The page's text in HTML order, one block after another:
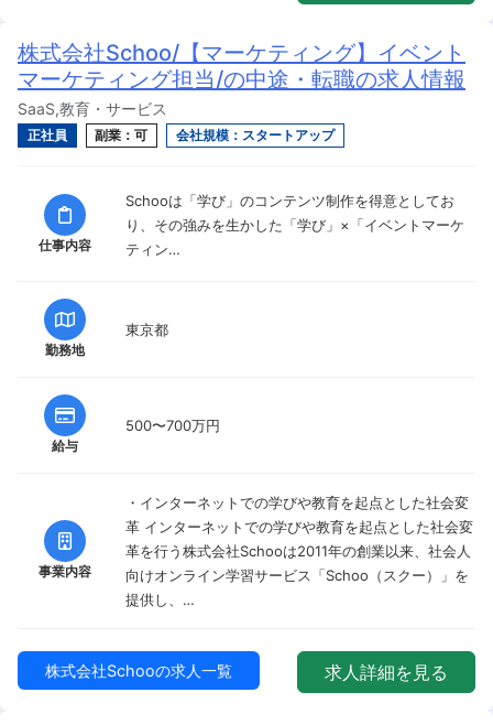
株式会社Schoo/【マーケティング】イベント
マーケティング担当/の中途・転職の求人情報
SaaS,教育・サービス
正社員 副業：可 会社規模：スタートアップ
仕事内容
Schooは「学び」のコンテンツ制作を得意としてお
り、その強みを生かした「学び」×「イベントマーケ
ティン…
勤務地
東京都
給与
500〜700万円
事業内容
・インターネットでの学びや教育を起点とした社会変
革 インターネットでの学びや教育を起点とした社会変
革を行う株式会社Schooは2011年の創業以来、社会人
向けオンライン学習サービス「Schoo（スクー）」を
提供し、…
株式会社Schooの求人一覧 求人詳細を見る